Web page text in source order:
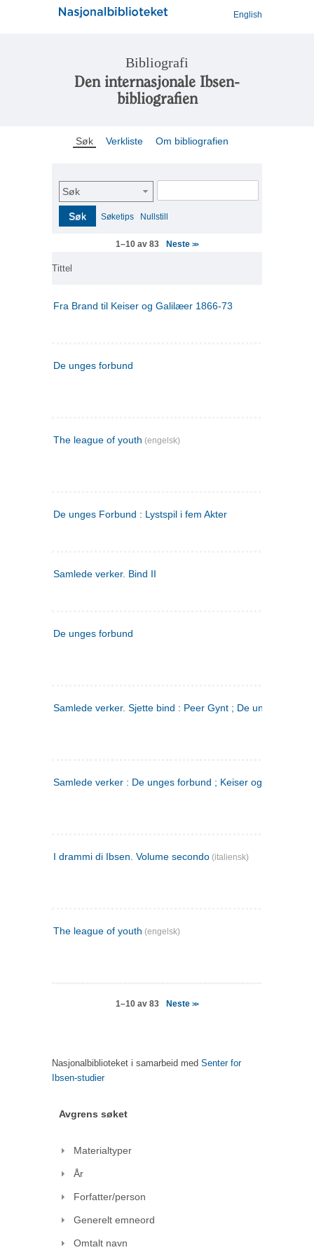
English
Bibliografi
Den internasjonale Ibsen-
bibliografien
Søk Verkliste Om bibliografien
Søk
Søk Søketips Nullstill
1–10 av 83 Neste>>
Tittel
Fra Brand til Keiser og Galilæer 1866-73
De unges forbund
The league of youth (engelsk)
De unges Forbund : Lystspil i fem Akter
Samlede verker. Bind II
De unges forbund
Samlede verker. Sjette bind : Peer Gynt ; De unges
Samlede verker : De unges forbund ; Keiser og Galilæer. 3
I drammi di Ibsen. Volume secondo (italiensk)
The league of youth (engelsk)
1–10 av 83 Neste>>
Nasjonalbiblioteket i samarbeid med Senter for
Ibsen-studier
Avgrens søket
Materialtyper
År
Forfatter/person
Generelt emneord
Omtalt navn